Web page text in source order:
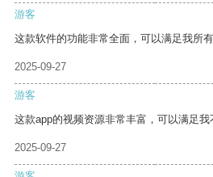
游客
这款软件的功能非常全面，可以满足我所有
2025-09-27
游客
这款app的视频资源非常丰富，可以满足我
2025-09-27